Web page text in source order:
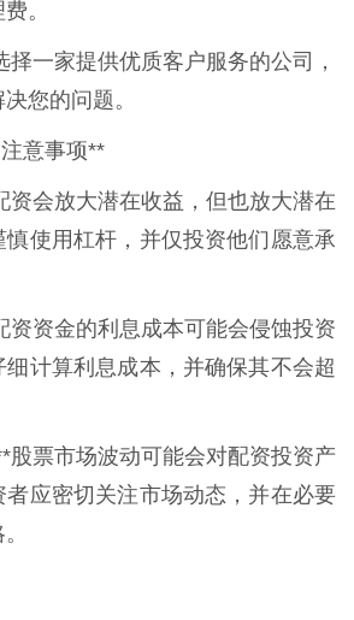
。
一家提供优质客户服务的公司，
您的问题。
意事项**
资会放大潜在收益，但也放大潜在
使用杠杆，并仅投资他们愿意承
资资金的利息成本可能会侵蚀投资
计算利息成本，并确保其不会超
股票市场波动可能会对配资投资产
应密切关注市场动态，并在必要